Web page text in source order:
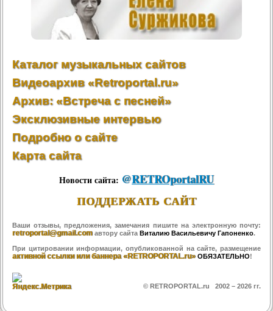
Каталог музыкальных сайтов
Видеоархив «Retroportal.ru»
Архив: «Встреча с песней»
Эксклюзивные интервью
Подробно о сайте
Карта сайта
Новости сайта: @RETROportalRU
ПОДДЕРЖАТЬ САЙТ
Ваши отзывы, предложения, замечания пишите на электронную почту:
retroportal@gmail.com автору сайта Виталию Васильевичу Гапоненко.
При цитировании информации, опубликованной на сайте, размещение
активной ссылки или баннера «RETROPORTAL.ru» ОБЯЗАТЕЛЬНО!
© RETROPORTAL.ru 2002 – 2026 гг.